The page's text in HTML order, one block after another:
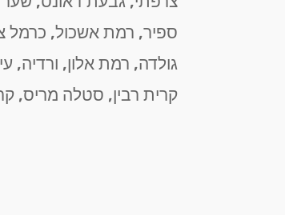
ספיר, רמת אשכול, כרמל
גולדה, רמת אלון, ורדיה,
קרית רבין, סטלה מריס,